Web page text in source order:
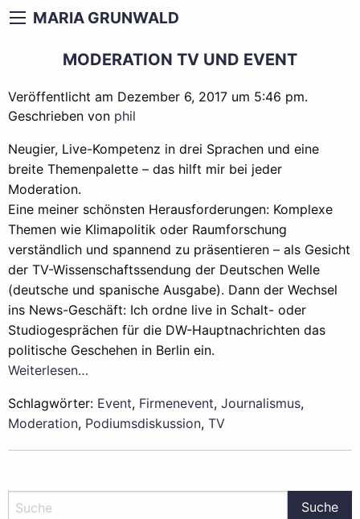
MARIA GRUNWALD
MODERATION TV UND EVENT
Veröffentlicht am Dezember 6, 2017 um 5:46 pm.
Geschrieben von phil
Neugier, Live-Kompetenz in drei Sprachen und eine
breite Themenpalette – das hilft mir bei jeder
Moderation.
Eine meiner schönsten Herausforderungen: Komplexe
Themen wie Klimapolitik oder Raumforschung
verständlich und spannend zu präsentieren – als Gesicht
der TV-Wissenschaftssendung der Deutschen Welle
(deutsche und spanische Ausgabe). Dann der Wechsel
ins News-Geschäft: Ich ordne live in Schalt- oder
Studiogesprächen für die DW-Hauptnachrichten das
politische Geschehen in Berlin ein.
Weiterlesen…
Schlagwörter: Event, Firmenevent, Journalismus,
Moderation, Podiumsdiskussion, TV